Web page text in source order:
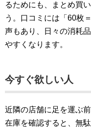
るためにも、まとめ買
う。口コミには「60枚
声もあり、日々の消耗
やすくなります。
今すぐ欲しい人
近隣の店舗に足を運ぶ
在庫を確認すると、無